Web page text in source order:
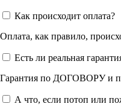
Как происходит оплата?
Оплата, как правило,
Есть ли реальная
Гарантия по ДОГОВОРУ и
А что, если потоп или